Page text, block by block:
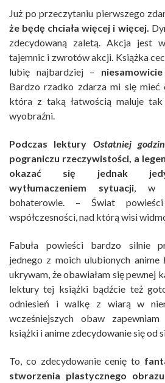
Już po przeczytaniu pierwszego
że będę chciała więcej i więcej.
zdecydowaną zaletą. Akcja jest
tajemnic i zwrotów akcji. Książka
lubię najbardziej –
Bardzo rzadko zdarza mi się mieć
która z taką łatwością maluje
wyobraźni.
Podczas lektury Ostatniej
pograniczu rzeczywistości, a
okazać się jednak
wytłumaczeniem sytuacji, w
bohaterowie. – Świat
współczesności, nad którą wisi
Fabuła powieści bardzo silnie
jednego z moich ulubionych anime
ukrywam, że obawiałam się pewnej
lektury tej książki bądźcie też
odniesień i walkę z wiarą w
wcześniejszych obaw
książki i anime zdecydowanie się od
To, co zdecydowanie cenię to
stworzenia plastycznego obrazu